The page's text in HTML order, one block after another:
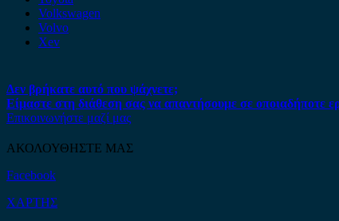
Volkswagen
Volvo
Xev
Δεν βρήκατε αυτό που ψάχνετε;
Είμαστε στη διάθεση σας να απαντήσουμε σε οποιαδήποτε
Επικοινωνήστε μαζί μας
ΑΚΟΛΟΥΘΗΣΤΕ ΜΑΣ
Facebook
ΧΑΡΤΗΣ